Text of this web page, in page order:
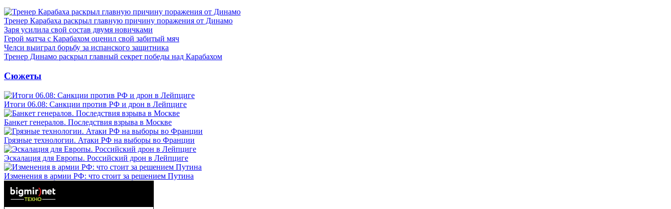
Тренер Карабаха раскрыл главную причину поражения от Динамо
Заря усилила свой состав двумя новичками
Герой матча с Карабахом оценил свой забитый мяч
Челси выиграл борьбу за испанского защитника
Тренер Динамо раскрыл главный секрет победы над Карабахом
Сюжеты
Итоги 06.08: Санкции против РФ и дрон в Лейпциге
Банкет генералов. Последствия взрыва в Москве
Грязные технологии. Атаки РФ на выборы во Франции
Эскалация для Европы. Российский дрон в Лейпциге
Изменения в армии РФ: что стоит за решением Путина